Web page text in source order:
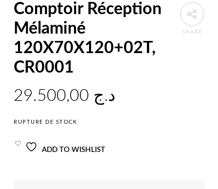
SHARE
Comptoir Réception
Mélaminé
120X70X120+02T,
CR0001
د.ج
RUPTURE DE STOCK
ADD TO WISHLIST